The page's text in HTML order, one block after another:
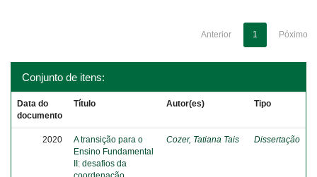
Anterior 1 Póximo
Conjunto de itens:
Data do
documento
Título Autor(es) Tipo
2020
A transição para o
Ensino Fundamental
II: desafios da
Cozer, Tatiana Tais Dissertação